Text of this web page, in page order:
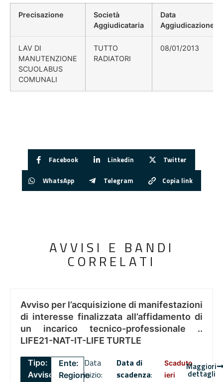
Precisazione
Società
Aggiudicataria
Data
Aggiudicazione
LAV DI
MANUTENZIONE
SCUOLABUS
COMUNALI
TUTTO
RADIATORI
08/01/2013
Facebook Linkedin Twitter
WhatsApp Telegram Copia link
AVVISI E BANDI
CORRELATI
Avviso per l’acquisizione di manifestazioni
di interesse finalizzata all’affidamento di
un incarico tecnico-professionale ..
LIFE21-NAT-IT-LIFE TURTLE
Tipo:
Avviso
Ente:
Regione
Data
inizio:
Data di
scadenza:
Scaduto
ieri
Maggiori
dettagli